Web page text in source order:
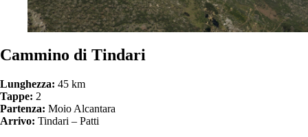
Cammino di Tindari
Lunghezza: 45 km
Tappe: 2
Partenza: Moio Alcantara
Arrivo: Tindari – Patti